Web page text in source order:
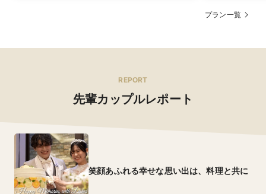
プラン一覧
REPORT
先輩カップルレポート
笑顔あふれる幸せな思い出は、料理と共に